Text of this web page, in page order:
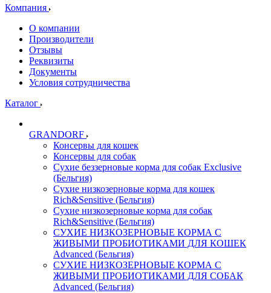
Компания
О компании
Производители
Отзывы
Реквизиты
Документы
Условия сотрудничества
Каталог
GRANDORF
Консервы для кошек
Консервы для собак
Сухие беззерновые корма для собак Exclusive
(Бельгия)
Сухие низкозерновые корма для кошек
Rich&Sensitive (Бельгия)
Сухие низкозерновые корма для собак
Rich&Sensitive (Бельгия)
СУХИЕ НИЗКОЗЕРНОВЫЕ КОРМА С
ЖИВЫМИ ПРОБИОТИКАМИ ДЛЯ КОШЕК
Advanced (Бельгия)
СУХИЕ НИЗКОЗЕРНОВЫЕ КОРМА С
ЖИВЫМИ ПРОБИОТИКАМИ ДЛЯ СОБАК
Advanced (Бельгия)